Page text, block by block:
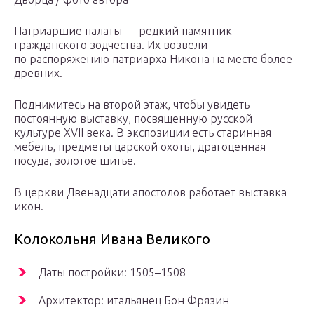
Патриаршие палаты — редкий памятник
гражданского зодчества. Их возвели
по распоряжению патриарха Никона на месте более
древних.
Поднимитесь на второй этаж, чтобы увидеть
постоянную выставку, посвященную русской
культуре XVII века. В экспозиции есть старинная
мебель, предметы царской охоты, драгоценная
посуда, золотое шитье.
В церкви Двенадцати апостолов работает выставка
икон.
Колокольня Ивана Великого
Даты постройки: 1505–1508
Архитектор: итальянец Бон Фрязин